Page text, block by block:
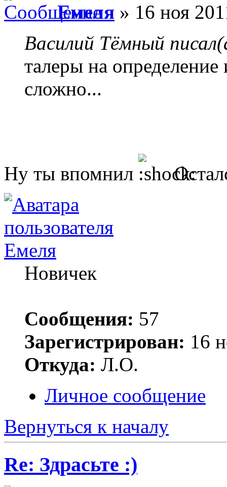
Емеля » 16 ноя
Василий Тёмный
талеры на
сложно...
Ну ты впомнил
Емеля
Новичек
Сообщения: 57
Зарегистрирован: 16
Откуда: Л.О.
Личное сообщение
Вернуться к началу
Re: Здрасьте :)